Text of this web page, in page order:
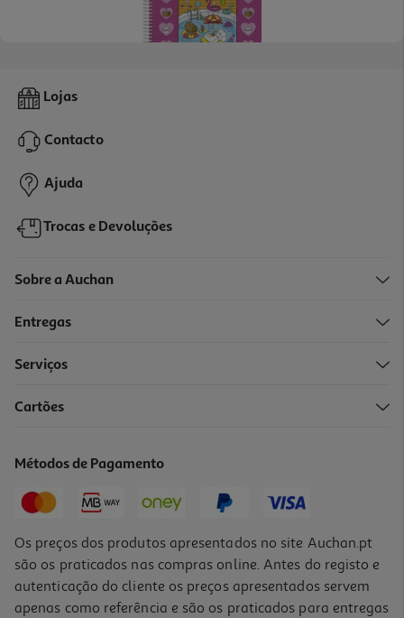
Livro Fresco E Fofo - Livro Para Colorir
10,90 € PVP de editor
9,81 €
-10%
12,20 € PVP de editor
Lojas
Contacto
Ajuda
Trocas e Devoluções
Sobre a Auchan
Entregas
Serviços
Cartões
Métodos de Pagamento
Os preços dos produtos apresentados no site Auchan.pt
são os praticados nas compras online. Antes do registo e
autenticação do cliente os preços apresentados servem
apenas como referência e são os praticados para entregas